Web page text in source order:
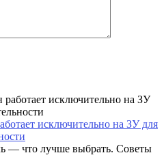
исключительно на ЗУ для